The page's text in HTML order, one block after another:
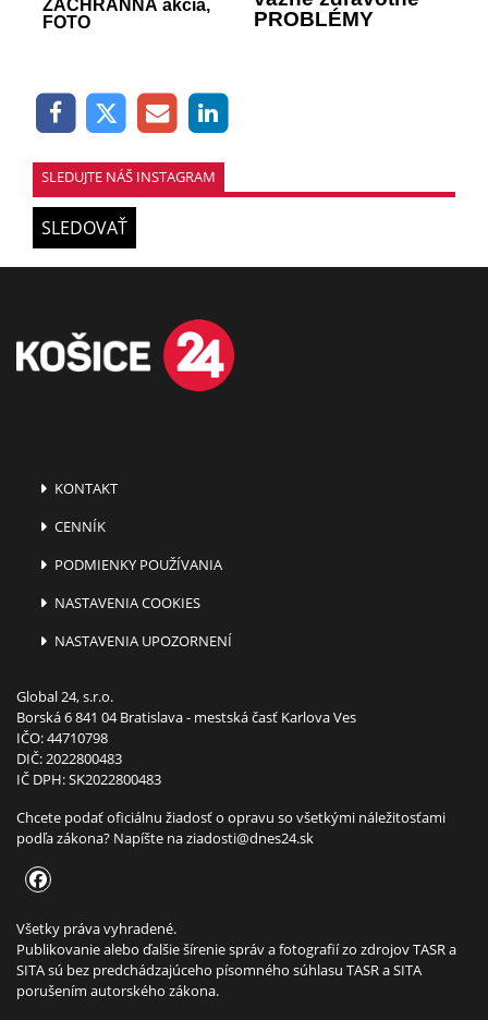
ZÁCHRANNÁ akcia,
FOTO
PROBLÉMY
SLEDUJTE NÁŠ INSTAGRAM
SLEDOVAŤ
KONTAKT
CENNÍK
PODMIENKY POUŽÍVANIA
NASTAVENIA COOKIES
NASTAVENIA UPOZORNENÍ
Global 24, s.r.o.
Borská 6 841 04 Bratislava - mestská časť Karlova Ves
IČO: 44710798
DIČ: 2022800483
IČ DPH: SK2022800483
Chcete podať oficiálnu žiadosť o opravu so všetkými náležitosťami
podľa zákona? Napíšte naziadosti@dnes24.sk
Všetky práva vyhradené.
Publikovanie alebo ďalšie šírenie správ a fotografií zo zdrojov TASR a
SITA sú bez predchádzajúceho písomného súhlasu TASR a SITA
porušením autorského zákona.